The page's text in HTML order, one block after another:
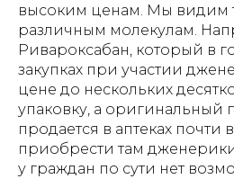
высоким ценам. Мы видим
различным молекулам.
Ривароксабан, который в
закупках при участии
цене до нескольких
упаковку, а оригинальный
продается в аптеках почти
приобрести там
у граждан по сути нет